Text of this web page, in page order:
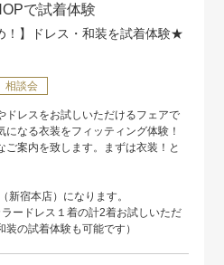
で試着体験
！】ドレス・和装を試着体験★
相談会
ドレスをお試しいただけるフェアで
なる衣装をフィッティング体験！
案内を致します。まずは衣装！と
宿本店）になります。
ードレス１着の計2着お試しいただ
の試着体験も可能です）